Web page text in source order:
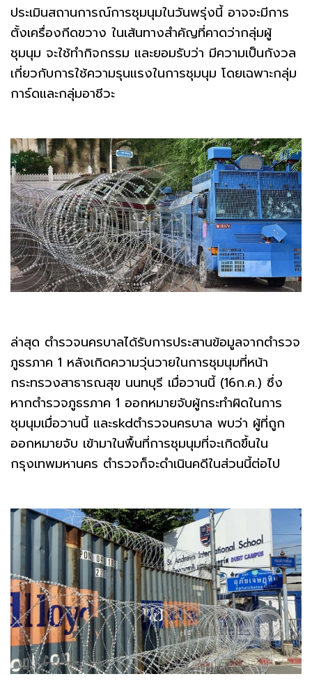
ประเมินสถานการณ์การชุมนุมในวันพรุ่งนี้ อาจจะมีการ
ตั้งเครื่องกีดขวาง ในเส้นทางสำคัญที่คาดว่ากลุ่มผู้
ชุมนุม จะใช้ทำกิจกรรม และยอมรับว่า มีความเป็นกังวล
เกี่ยวกับการใช้ความรุนแรงในการชุมนุม โดยเฉพาะกลุ่ม
การ์ดและกลุ่มอาชีวะ
ล่าสุด ตำรวจนครบาลได้รับการประสานข้อมูลจากตำรวจ
ภูธรภาค 1 หลังเกิดความวุ่นวายในการชุมนุมที่หน้า
กระทรวงสาธารณสุข นนทบุรี เมื่อวานนี้ (16ก.ค.) ซึ่ง
หากตำรวจภูธรภาค 1 ออกหมายจับผู้กระทำผิดในการ
ชุมนุมเมื่อวานนี้ และskdตำรวจนครบาล พบว่า ผู้ที่ถูก
ออกหมายจับ เข้ามาในพื้นที่การชุมนุมที่จะเกิดขึ้นใน
กรุงเทพมหานคร ตำรวจก็จะดำเนินคดีในส่วนนี้ต่อไป